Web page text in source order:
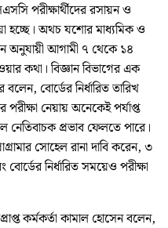
পরীক্ষার্থীদের রসায়ন ও
হচ্ছে। অথচ যশোর মাধ্যমিক ও
অনুযায়ী আগামী ৭ থেকে ১৪
কথা। বিজ্ঞান বিভাগের এক
বোর্ডের নির্ধারিত তারিখ
পরীক্ষা নেয়ায় অনেকেই পর্যাপ্ত
নেতিবাচক প্রভাব ফেলতে পারে।
সোহেল রানা দাবি করেন, ৩
নির্ধারিত সময়েও পরীক্ষা
কর্মকর্তা কামাল হোসেন বলেন,